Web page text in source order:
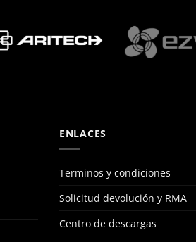
ENLACES
Terminos y condiciones
Solicitud devolución y RMA
Centro de descargas